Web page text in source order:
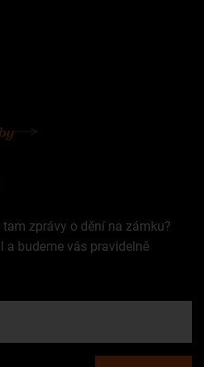
zprávy o dění na zámku?
a budeme vás pravidelně